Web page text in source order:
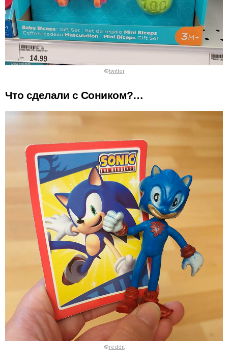
©twitter
Что сделали с Соником?…
©reddit